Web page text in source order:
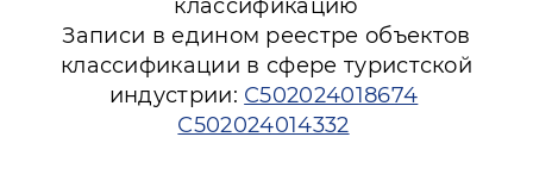
классификацию
Записи в едином реестре объектов
классификации в сфере туристской
индустрии: С502024018674
С502024014332